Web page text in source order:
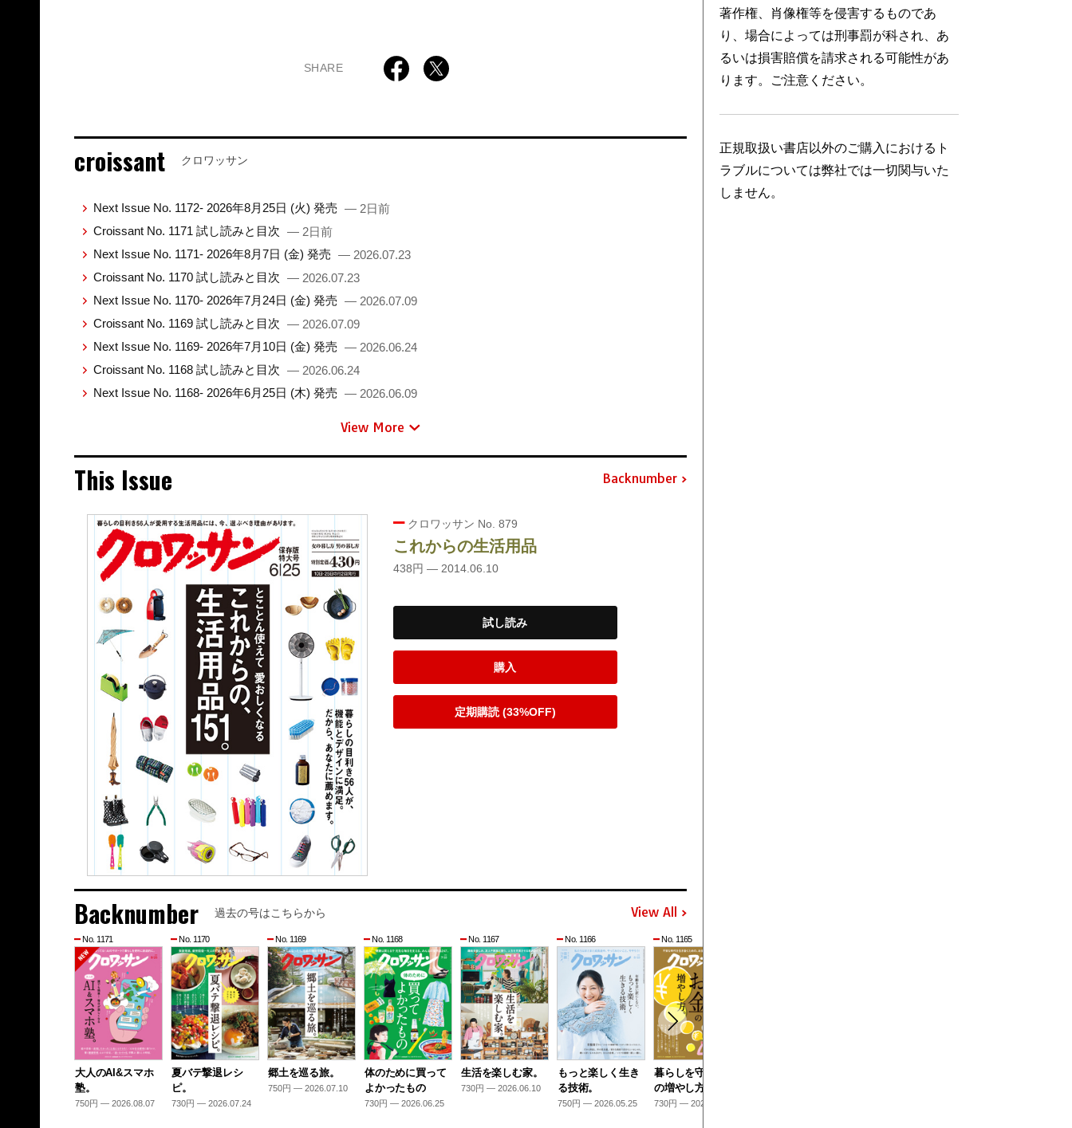
SHARE
croissant クロワッサン
Next Issue No. 1172- 2026年8月25日 (火) 発売 — 2日前
Croissant No. 1171 試し読みと目次 — 2日前
Next Issue No. 1171- 2026年8月7日 (金) 発売 — 2026.07.23
Croissant No. 1170 試し読みと目次 — 2026.07.23
Next Issue No. 1170- 2026年7月24日 (金) 発売 — 2026.07.09
Croissant No. 1169 試し読みと目次 — 2026.07.09
Next Issue No. 1169- 2026年7月10日 (金) 発売 — 2026.06.24
Croissant No. 1168 試し読みと目次 — 2026.06.24
Next Issue No. 1168- 2026年6月25日 (木) 発売 — 2026.06.09
View More
This Issue Backnumber
クロワッサン No. 879
これからの生活用品
438円 — 2014.06.10
試し読み
購入
定期購読 (33%OFF)
Backnumber 過去の号はこちらから View All
No. 1171
大人のAI&スマホ
塾。
750円 — 2026.08.07
No. 1170
夏バテ撃退レシ
ピ。
730円 — 2026.07.24
No. 1169
郷土を巡る旅。
750円 — 2026.07.10
No. 1168
体のために買って
よかったもの
730円 — 2026.06.25
No. 1167
生活を楽しむ家。
730円 — 2026.06.10
No. 1166
もっと楽しく生き
る技術。
750円 — 2026.05.25
No. 1165
暮らしを守るお金
の増やし方。
730円 — 2026.05.09
著作権、肖像権等を侵害するものであ
り、場合によっては刑事罰が科され、あ
るいは損害賠償を請求される可能性があ
ります。ご注意ください。
正規取扱い書店以外のご購入におけるト
ラブルについては弊社では一切関与いた
しません。